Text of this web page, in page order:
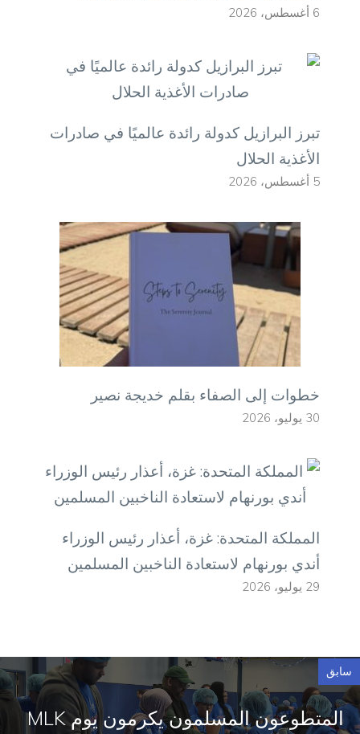
6 أغسطس، 2026
تبرز البرازيل كدولة رائدة عالميًا في صادرات
الأغذية الحلال
5 أغسطس، 2026
خطوات إلى الصفاء بقلم خديجة نصير
30 يوليو، 2026
المملكة المتحدة: غزة، أعذار رئيس الوزراء
أندي بورنهام لاستعادة الناخبين المسلمين
29 يوليو، 2026
سابق
المتطوعون المسلمون يكرمون يوم MLK